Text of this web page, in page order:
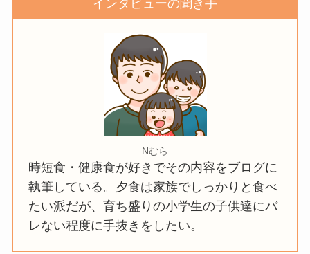
インタビューの聞き手
Nむら
時短食・健康食が好きでその内容をブログに
執筆している。夕食は家族でしっかりと食べ
たい派だが、育ち盛りの小学生の子供達にバ
レない程度に手抜きをしたい。